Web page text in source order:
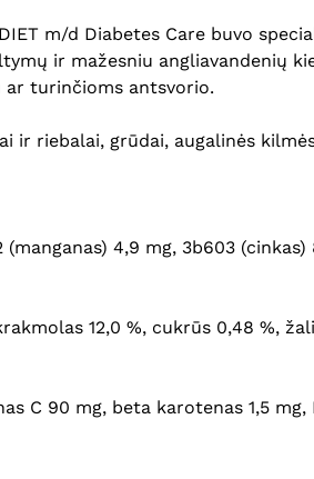
m/d Diabetes Care buvo
ir mažesniu angliavandenių
ar turinčioms antsvorio.
ir riebalai, grūdai, augalinės
4,9 mg, 3b603 (cinkas)
12,0 %, cukrūs 0,48 %,
C 90 mg, beta karotenas 1,5